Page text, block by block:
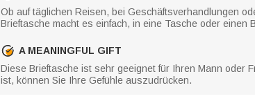
Ob auf täglichen Reisen, bei Geschäftsverhandlungen
Brieftasche macht es einfach, in eine Tasche oder
A MEANINGFUL GIFT
Diese Brieftasche ist sehr geeignet für Ihren Mann oder
ist, können Sie Ihre Gefühle auszudrücken.